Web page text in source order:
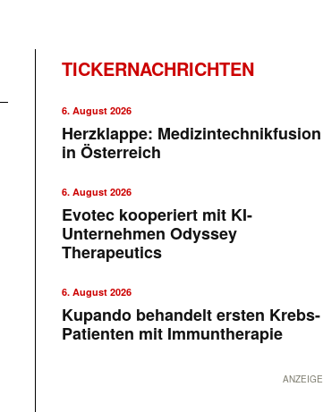
TICKERNACHRICHTEN
6. August 2026
Herzklappe: Medizintechnikfusion
in Österreich
6. August 2026
Evotec kooperiert mit KI-
Unternehmen Odyssey
Therapeutics
6. August 2026
Kupando behandelt ersten Krebs-
Patienten mit Immuntherapie
ANZEIGE